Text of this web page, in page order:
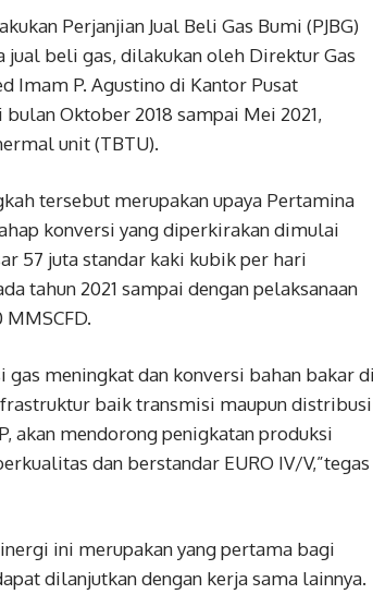
Perjanjian Jual Beli Gas Bumi (PJBG)
jual beli gas, dilakukan oleh Direktur Gas
Imam P. Agustino di Kantor Pusat
Oktober 2018 sampai Mei 2021,
unit (TBTU).
tersebut merupakan upaya Pertamina
konversi yang diperkirakan dimulai
57 juta standar kaki kubik per hari
tahun 2021 sampai dengan pelaksanaan
gas meningkat dan konversi bahan bakar
baik transmisi maupun
akan mendorong penigkatan produksi
dan berstandar EURO IV/V,”tegas
ini merupakan yang pertama bagi
dilanjutkan dengan kerja sama lainnya.